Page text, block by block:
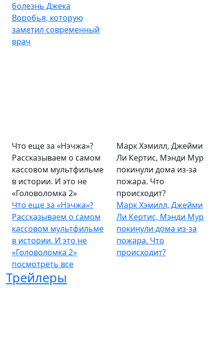
болезнь Джека
Воробья, которую
заметил современный
врач
Что еще за «Нэчжа»?
Рассказываем о самом
кассовом мультфильме
в истории. И это не
«Головоломка 2»
Что еще за «Нэчжа»?
Рассказываем о самом
кассовом мультфильме
в истории. И это не
«Головоломка 2»
Марк Хэмилл, Джейми
Ли Кертис, Мэнди Мур
покинули дома из-за
пожара. Что
происходит?
Марк Хэмилл, Джейми
Ли Кертис, Мэнди Мур
покинули дома из-за
пожара. Что
происходит?
посмотреть все
Трейлеры